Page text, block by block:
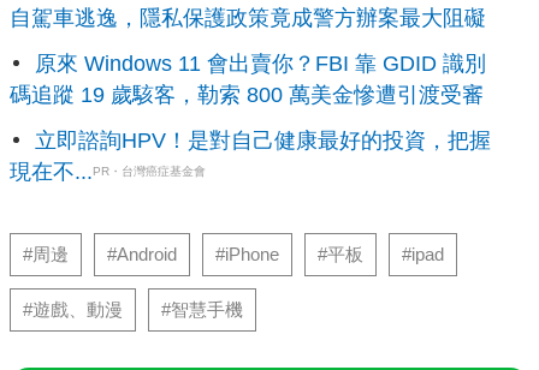
自駕車逃逸，隱私保護政策竟成警方辦案最大阻礙
原來 Windows 11 會出賣你？FBI 靠 GDID 識別
碼追蹤 19 歲駭客，勒索 800 萬美金慘遭引渡受審
立即諮詢HPV！是對自己健康最好的投資，把握
現在不...PR・台灣癌症基金會
#周邊 #Android #iPhone #平板 #ipad
#遊戲、動漫 #智慧手機